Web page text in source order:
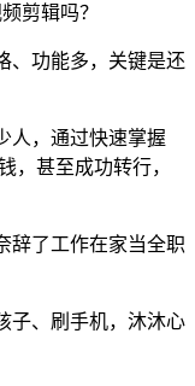
剪辑吗？
、功能多，关键是还
人，通过快速掌握
，甚至成功转行，
辞了工作在家当全职
子、刷手机，沐沐心